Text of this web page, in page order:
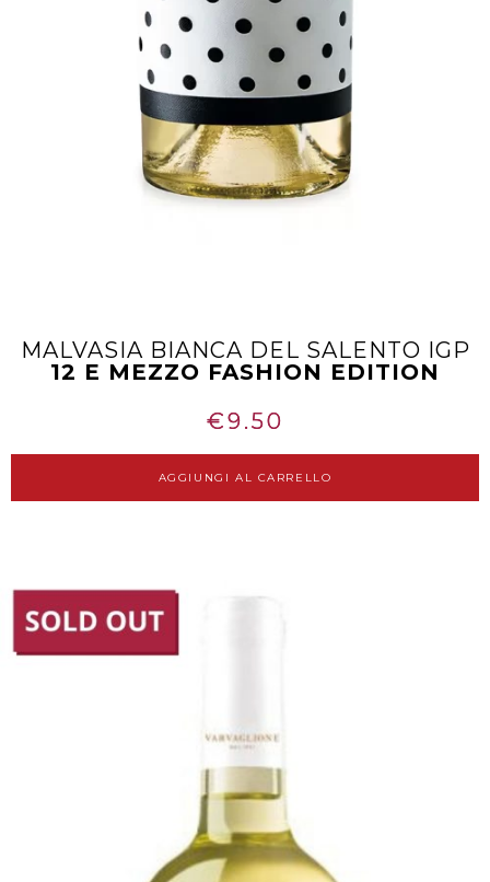
MALVASIA BIANCA DEL SALENTO IGP
12 E MEZZO FASHION EDITION
€9.50
AGGIUNGI AL CARRELLO